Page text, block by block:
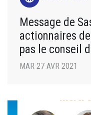
Message de
actionnaires
pas le conseil
MAR 27 AVR 2021